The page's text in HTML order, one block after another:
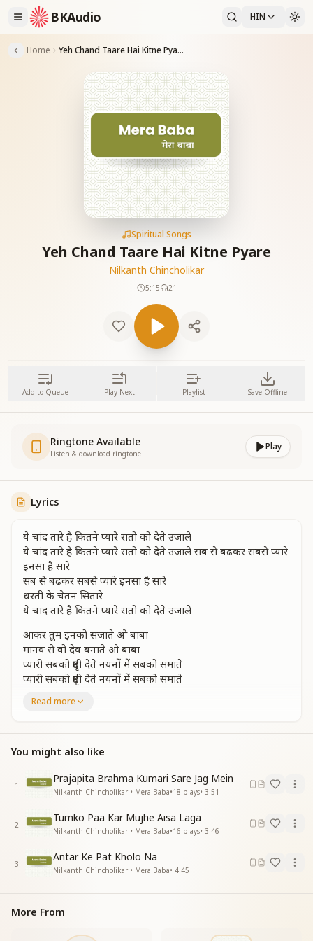
BKAudio HIN
Home Yeh Chand Taare Hai Kitne Pyare
Spiritual Songs
Yeh Chand Taare Hai Kitne Pyare
Nilkanth Chincholikar
5:15 21
Add to Queue Play Next Playlist Save Offline
Ringtone Available
Listen & download ringtone
Play
Lyrics
ये चांद तारे है कितने प्यारे रातो को देते उजाले
ये चांद तारे है कितने प्यारे रातो को देते उजाले सब से बढकर सबसे प्यारे
इनसा है सारे
सब से बढकर सबसे प्यारे इनसा है सारे
धरती के चेतन सितारे
ये चांद तारे है कितने प्यारे रातो को देते उजाले
आकर तुम इनको सजाते ओ बाबा
मानव से वो देव बनाते ओ बाबा
प्यारी सबको दृष्टी देते नयनों में सबको समाते
प्यारी सबको दृष्टी देते नयनों में सबको समाते
ये चांद तारे है कितने प्यारे रातो को देते उजाले
कितने सुहाने संगम के रिश्ते ओ बाबा
हमको बनाते हो तुम फरिश्ते ओ बाबा
मन में मेरे उतर आए हो आहिस्ते आहिस्ते
मन में मेरे उतर आए हो आहिस्ते आहिस्ते
ओ शिव बाबा
ये चांद तारे है कितने प्यारे रातो को देते उजाले
सब से बढकर सबसे प्यारे इनसा है सारे
सब से बढकर सबसे प्यारे इनसा है सारे
धरती के चेतन सितारे
—----------------------------------------
Read more
You might also like
1
Prajapita Brahma Kumari Sare Jag Mein
Nilkanth Chincholikar • Mera Baba•18 plays• 3:51
2
Tumko Paa Kar Mujhe Aisa Laga
Nilkanth Chincholikar • Mera Baba•16 plays• 3:46
3
Antar Ke Pat Kholo Na
Nilkanth Chincholikar • Mera Baba• 4:45
More From